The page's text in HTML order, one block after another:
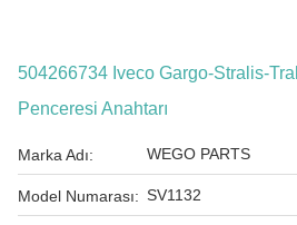
504266734 Iveco Gargo-Stralis-
Penceresi Anahtarı
Marka Adı: WEGO PARTS
Model Numarası: SV1132